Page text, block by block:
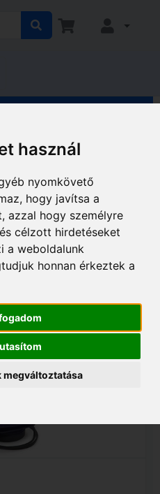
használ
nyomkövető
hogy javítsa a
azzal hogy személyre
célzott hirdetéseket
a weboldalunk
honnan érkeztek a
megváltoztatása
szűrés